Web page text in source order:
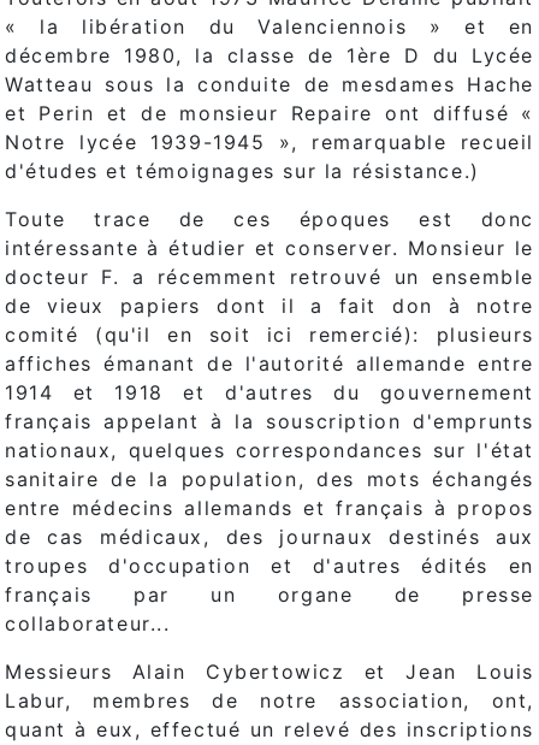
« la libération du Valenciennois » et en
décembre 1980, la classe de 1ère D du Lycée
Watteau sous la conduite de mesdames Hache
et Perin et de monsieur Repaire ont diffusé «
Notre lycée 1939-1945 », remarquable recueil
d'études et témoignages sur la résistance.)
Toute trace de ces époques est donc
intéressante à étudier et conserver. Monsieur le
docteur F. a récemment retrouvé un ensemble
de vieux papiers dont il a fait don à notre
comité (qu'il en soit ici remercié): plusieurs
affiches émanant de l'autorité allemande entre
1914 et 1918 et d'autres du gouvernement
français appelant à la souscription d'emprunts
nationaux, quelques correspondances sur l'état
sanitaire de la population, des mots échangés
entre médecins allemands et français à propos
de cas médicaux, des journaux destinés aux
troupes d'occupation et d'autres édités en
français par un organe de presse
collaborateur...
Messieurs Alain Cybertowicz et Jean Louis
Labur, membres de notre association, ont,
quant à eux, effectué un relevé des inscriptions